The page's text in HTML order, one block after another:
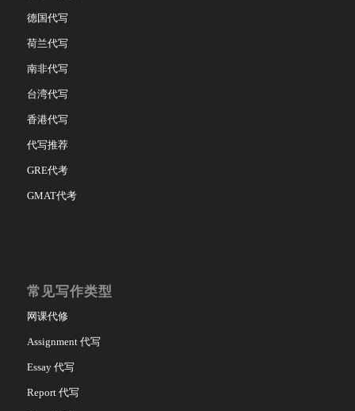
德国代写
荷兰代写
南非代写
台湾代写
香港代写
代写推荐
GRE代考
GMAT代考
常见写作类型
网课代修
Assignment 代写
Essay 代写
Report 代写